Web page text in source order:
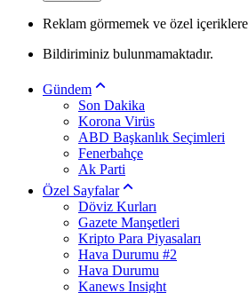
Reklam görmemek ve özel
Bildiriminiz bulunmamaktadır.
Gündem
Son Dakika
Korona Virüs
ABD Başkanlık Seçimleri
Fenerbahçe
Ak Parti
Özel Sayfalar
Döviz Kurları
Gazete Manşetleri
Kripto Para Piyasaları
Hava Durumu #2
Hava Durumu
Kanews Insight